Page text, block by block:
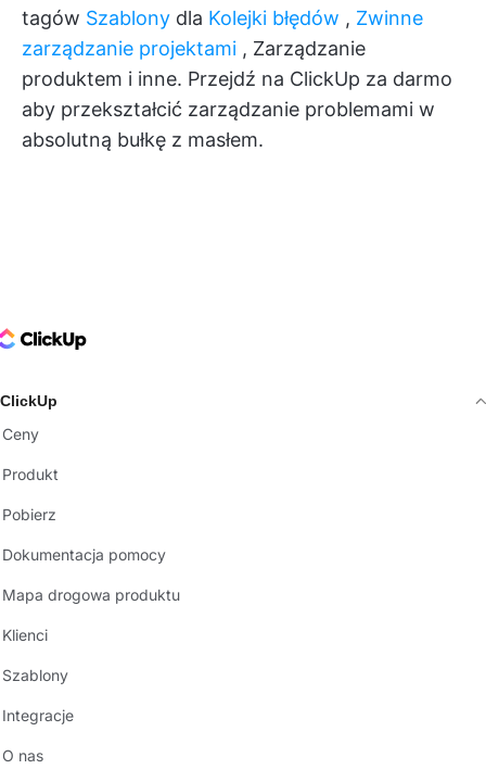
tagów Szablony dla Kolejki błędów , Zwinne
zarządzanie projektami , Zarządzanie
produktem i inne. Przejdź na ClickUp za darmo
aby przekształcić zarządzanie problemami w
absolutną bułkę z masłem.
Logo
ClickUp
Ceny
Produkt
Pobierz
Dokumentacja pomocy
Mapa drogowa produktu
Klienci
Szablony
Integracje
O nas